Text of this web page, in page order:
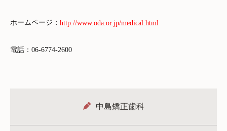
ホームページ： http://www.oda.or.jp/medical.html
電話：06-6774-2600
中島矯正歯科